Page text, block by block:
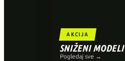
AKCIJA
SNIŽENI MODELI
Pogledaj sve →